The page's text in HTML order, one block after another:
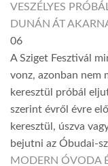
VESZÉLYES
DUNÁN ÁT
06
A Sziget Fesztivál
vonz, azonban nem
keresztül próbál
szerint évről évre
keresztül, úszva
bejutni az Óbudai-
MODERN ÓVODA